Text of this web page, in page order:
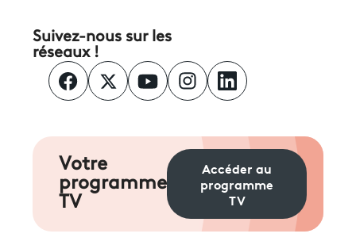
Suivez-nous sur les
réseaux !
Votre
programme
TV
Accéder au
programme
TV